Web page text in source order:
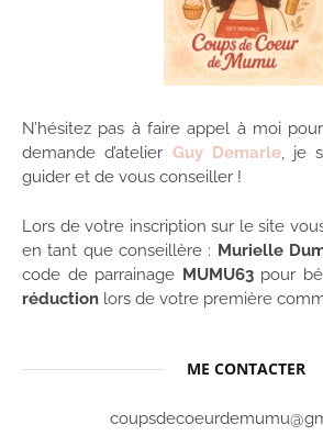
N’hésitez pas à faire appel à moi
demande d’atelier Guy Demarle, je
guider et de vous conseiller !
Lors de votre inscription sur le site
en tant que conseillère : Murielle
code de parrainage MUMU63pour
réduction lors de votre première
ME CONTACTER